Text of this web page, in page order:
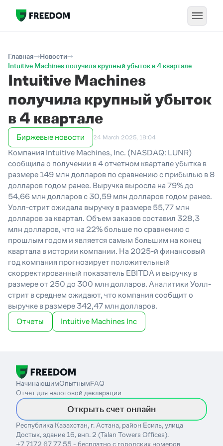
Главная
Новости
Intuitive Machines получила крупный убыток в 4 квартале
Intuitive Machines
получила крупный убыток
в 4 квартале
Биржевые новости 24 March 2025, 18:04
Компания Intuitive Machines, Inc. (NASDAQ: LUNR)
сообщила о получении в 4 отчетном квартале убытка в
размере 149 млн долларов по сравнению с прибылью в 8
долларов годом ранее. Выручка выросла на 79% до
54,66 млн долларов с 30,59 млн долларов годом ранее.
Уолл-стрит ожидала выручку в размере 55,77 млн
долларов за квартал. Объем заказов составил 328,3
млн долларов, что на 22% больше по сравнению с
прошлым годом и является самым большим на конец
квартала в истории компании. На 2025-й финансовый
год компания прогнозирует положительный
скорректированный показатель EBITDA и выручку в
размере от 250 до 300 млн долларов. Аналитики Уолл-
стрит в среднем ожидают, что компания сообщит о
выручке в размере 342,47 млн долларов.
Отчеты
Intuitive Machines Inc
НачинающимОпытнымFAQ
Отчет для налоговой декларации
Открыть счет онлайн
Республика Казахстан, г. Астана, район Есиль, улица
Достык, здание 16, внп. 2 (Talan Towers Offices).
+7 7172 67 77 55 - бесплатно с городских номеров